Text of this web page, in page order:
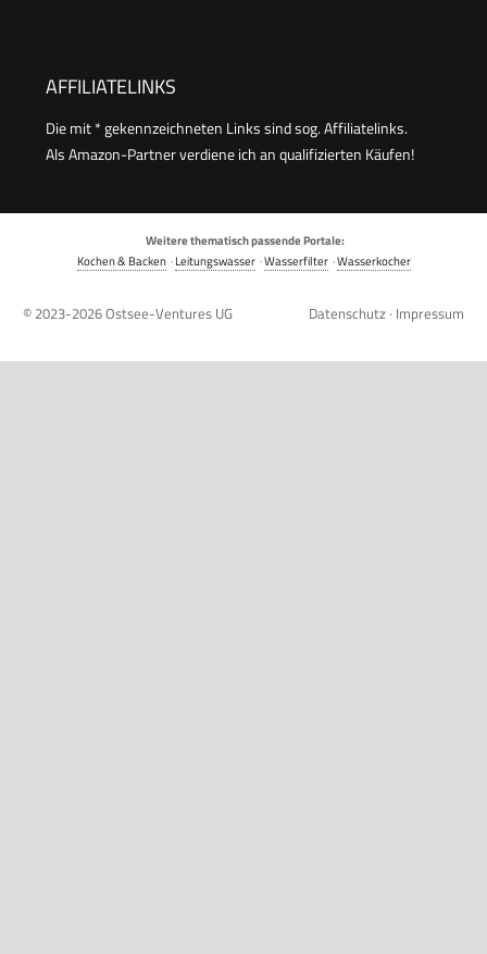
AFFILIATELINKS
Die mit * gekennzeichneten Links sind sog. Affiliatelinks.
Als Amazon-Partner verdiene ich an qualifizierten Käufen!
Weitere thematisch passende Portale:
Kochen & Backen·Leitungswasser·Wasserfilter·Wasserkocher
© 2023-2026Ostsee-Ventures UG Datenschutz · Impressum